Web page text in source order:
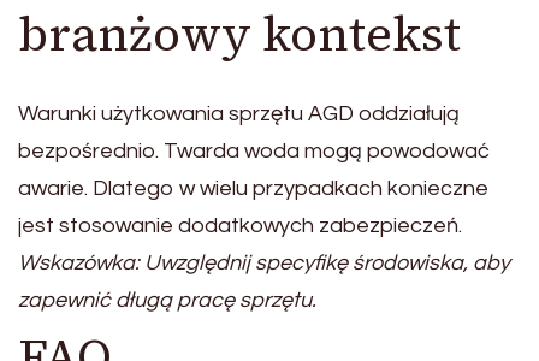
branżowy kontekst
Warunki użytkowania sprzętu AGD oddziałują
bezpośrednio. Twarda woda mogą powodować
awarie. Dlatego w wielu przypadkach konieczne
jest stosowanie dodatkowych zabezpieczeń.
Wskazówka: Uwzględnij specyfikę środowiska, aby
zapewnić długą pracę sprzętu.